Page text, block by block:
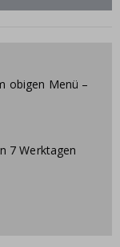
obigen Menü –
7 Werktagen